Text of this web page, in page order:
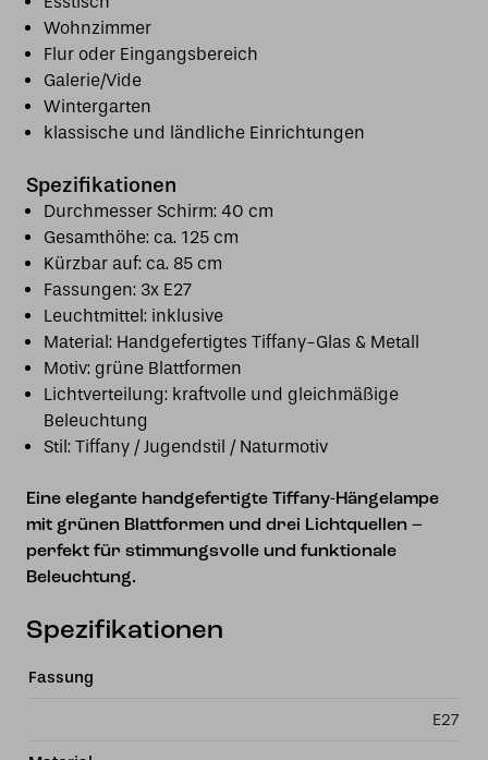
Wohnzimmer
Flur oder Eingangsbereich
Galerie/Vide
Wintergarten
klassische und ländliche Einrichtungen
Spezifikationen
Durchmesser Schirm: 40 cm
Gesamthöhe: ca. 125 cm
Kürzbar auf: ca. 85 cm
Fassungen: 3x E27
Leuchtmittel: inklusive
Material: Handgefertigtes Tiffany-Glas & Metall
Motiv: grüne Blattformen
Lichtverteilung: kraftvolle und gleichmäßige
Beleuchtung
Stil: Tiffany / Jugendstil / Naturmotiv
Eine elegante handgefertigte Tiffany-Hängelampe
mit grünen Blattformen und drei Lichtquellen –
perfekt für stimmungsvolle und funktionale
Beleuchtung.
Spezifikationen
Fassung
E27